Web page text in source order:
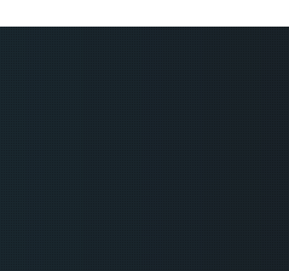
학부